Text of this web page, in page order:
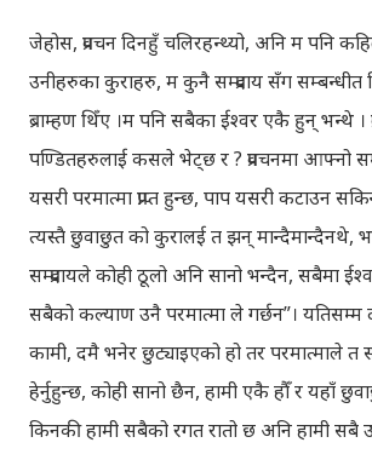
जेहोस, प्रवचन दिनहुँ चलिरहन्थ्यो, अनि म पनि
उनीहरुका कुराहरु, म कुनै सम्प्रदाय सँग सम्बन्धीत
ब्राम्‍हण थिँए ।म पनि सबैका ईश्वर एकै हुन् भन्थे ।
पण्डितहरुलाई कसले भेट्छ र ? प्रवचनमा आफ्नो
यसरी परमात्मा प्राप्त हुन्छ, पाप यसरी कटाउन
त्यस्तै छुवाछुत को कुरालई त झन् मान्दैमान्दैनथे,
सम्प्रदायले कोही ठूलो अनि सानो भन्दैन, सबैमा
सबैको कल्याण उनै परमात्मा ले गर्छन”। यतिसम्म
कामी, दमै भनेर छुट्याइएको हो तर परमात्माले
हेर्नुहुन्छ, कोही सानो छैन, हामी एकै हौँ र यहाँ
किनकी हामी सबैको रगत रातो छ अनि हामी सबै